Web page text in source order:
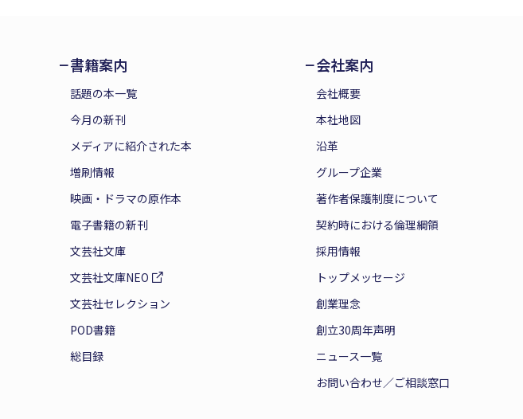
書籍案内
話題の本一覧
今月の新刊
メディアに紹介された本
増刷情報
映画・ドラマの原作本
電子書籍の新刊
文芸社文庫
文芸社文庫NEO
文芸社セレクション
POD書籍
総目録
会社案内
会社概要
本社地図
沿革
グループ企業
著作者保護制度について
契約時における倫理綱領
採用情報
トップメッセージ
創業理念
創立30周年声明
ニュース一覧
お問い合わせ／ご相談窓口